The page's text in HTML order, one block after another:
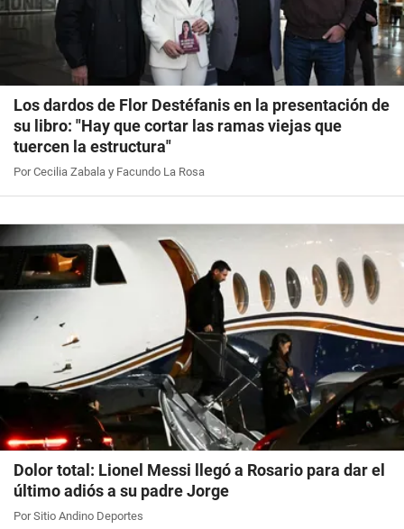
Los dardos de Flor Destéfanis en la presentación de
su libro: "Hay que cortar las ramas viejas que
tuercen la estructura"
Por Cecilia Zabala y Facundo La Rosa
Dolor total: Lionel Messi llegó a Rosario para dar el
último adiós a su padre Jorge
Por Sitio Andino Deportes